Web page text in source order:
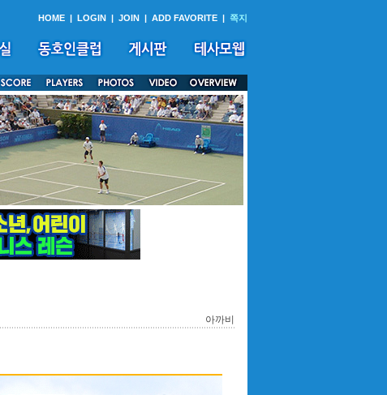
HOME | LOGIN | JOIN | ADD FAVORITE | 쪽지
아까비